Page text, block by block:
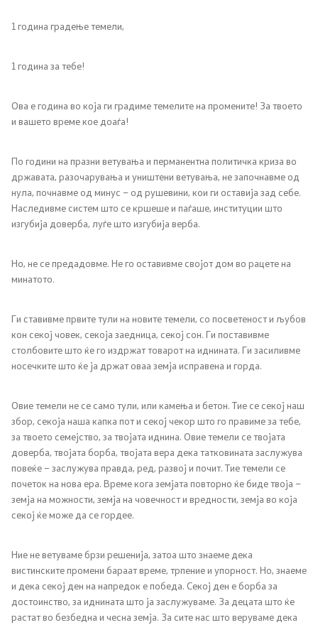
Отворени податоци
Контакт
Контакт
Со еден клик до сите услуги
1 година градење темели,
1 година за тебе!
Ова е година во која ги градиме темелите на промените! За твоето
и вашето време кое доаѓа!
По години на празни ветувања и перманентна политичка криза во
државата, разочарувања и уништени ветувања, не започнавме од
нула, почнавме од минус – од рушевини, кои ги оставија зад себе.
Наследивме систем што се кршеше и паѓаше, институции што
изгубија доверба, луѓе што изгубија верба.
Но, не се предадовме. Не го оставивме својот дом во рацете на
минатото.
Ги ставивме првите тули на новите темели, со посветеност и љубов
кон секој човек, секоја заедница, секој сон. Ги поставивме
столбовите што ќе го издржат товарот на иднината. Ги засиливме
носечките што ќе ја држат оваа земја исправена и горда.
Овие темели не се само тули, или камења и бетон. Тие се секој наш
збор, секоја наша капка пот и секој чекор што го правиме за тебе,
за твоето семејство, за твојата иднина. Овие темели се твојата
доверба, твојата борба, твојата вера дека татковината заслужува
повеќе – заслужува правда, ред, развој и почит. Тие темели се
почеток на нова ера. Време кога земјата повторно ќе биде твоја –
земја на можности, земја на човечност и вредности, земја во која
секој ќе може да се гордее.
Ние не ветуваме брзи решенија, затоа што знаеме дека
вистинските промени бараат време, трпение и упорност. Но, знаеме
и дека секој ден на напредок е победа. Секој ден е борба за
достоинство, за иднината што ја заслужуваме. За децата што ќе
растат во безбедна и чесна земја. За сите нас што веруваме дека